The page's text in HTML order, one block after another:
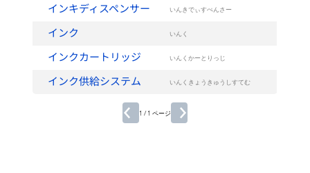
インキディスペンサー いんきでぃすぺんさー
インク いんく
インクカートリッジ いんくかーとりっじ
インク供給システム いんくきょうきゅうしすてむ
1 / 1 ページ